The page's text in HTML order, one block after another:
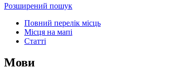
Розширений пошук
Повний перелік місць
Місця на мапі
Статті
Мови